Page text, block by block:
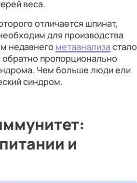
веса.
отличается шпинат,
для производства
недавнего метаанализа стало
пропорционально
Чем больше люди ели
синдром.
и